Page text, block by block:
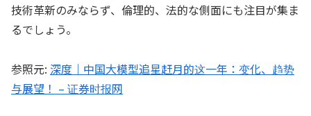
技術革新のみならず、倫理的、法的な側面にも注目が集ま
るでしょう。
参照元: 深度｜中国大模型追星赶月的这一年：变化、趋势
与展望！ – 证券时报网